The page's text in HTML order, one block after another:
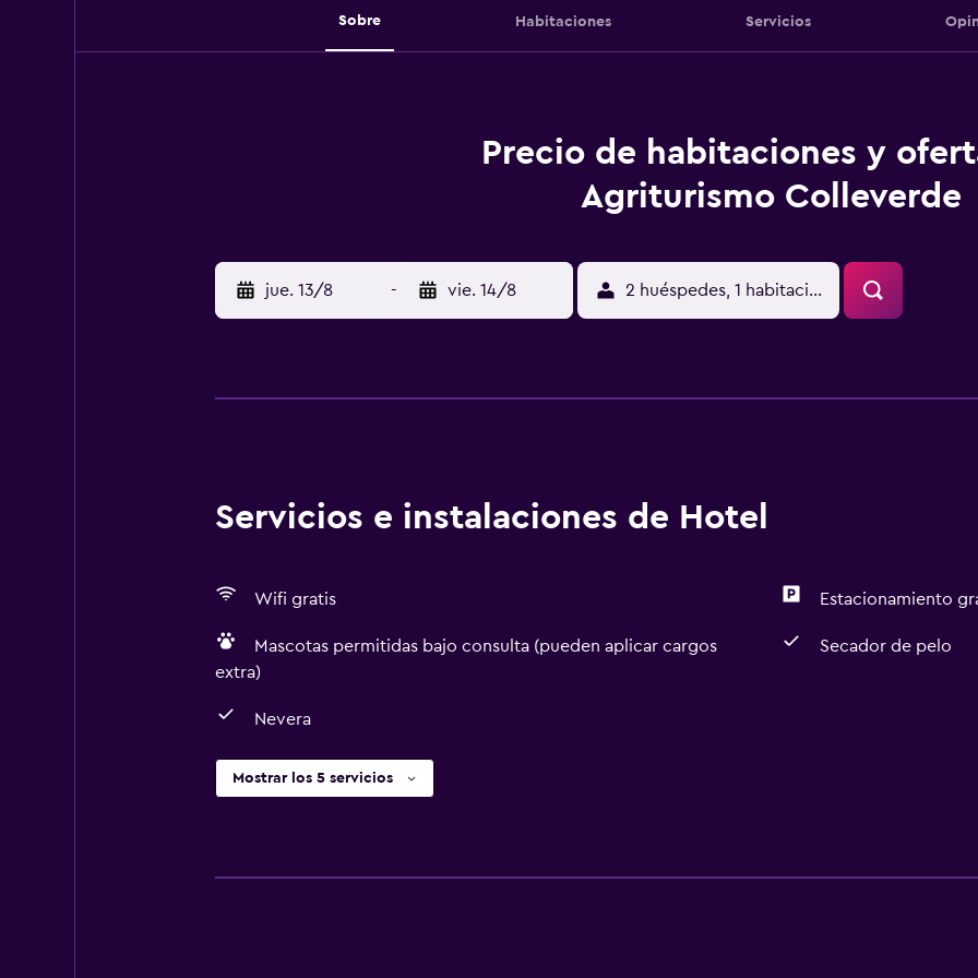
Sobre Habitaciones Servicios
Precio de habitaciones y
Agriturismo Colleverde
jue. 13/8 - vie. 14/8 2 huéspedes, 1 habitación
Servicios e instalaciones de Hotel
Wifi gratis Estacionamiento
Mascotas permitidas bajo consulta (pueden aplicar cargos
extra)
Secador de pelo
Nevera
Mostrar los 5 servicios